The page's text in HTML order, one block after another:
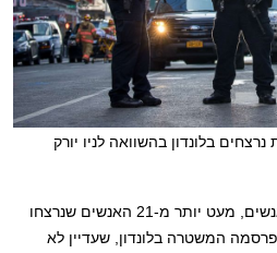
בחודש מרס נרצחו בלונדון 22 אנשים, מעט יותר מ-21 האנשים שנרצחו
המשטרה בלונדון, שעדיין לא